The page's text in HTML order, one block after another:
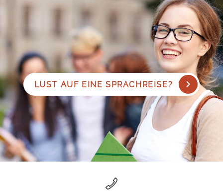
LUST AUF EINE SPRACHREISE?